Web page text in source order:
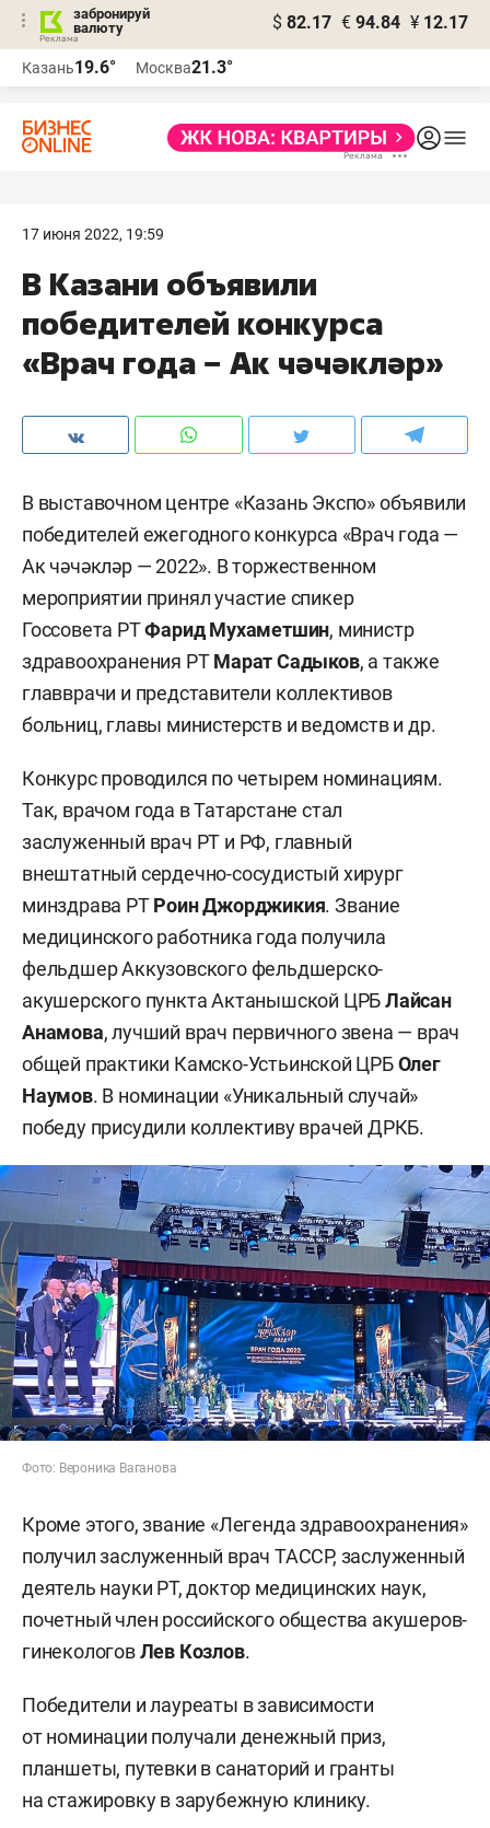
забронируй
валюту
$ 82.17 € 94.84 ¥ 12.17
Казань19.6° Москва21.3°
17 июня 2022, 19:59
В Казани объявили
победителей конкурса
«Врач года − Ак чәчәкләр»
В выставочном центре «Казань Экспо» объявили
победителей ежегодного конкурса «Врач года —
Ак чәчәкләр — 2022». В торжественном
мероприятии принял участие спикер
Госсовета РТФарид Мухаметшин, министр
здравоохранения РТМарат Садыков, а также
главврачи и представители коллективов
больниц, главы министерств и ведомств и др.
Конкурс проводился по четырем номинациям.
Так, врачом года в Татарстане стал
заслуженный врач РТ и РФ, главный
внештатный сердечно-сосудистый хирург
минздрава РТРоин Джорджикия. Звание
медицинского работника года получила
фельдшер Аккузовского фельдшерско-
акушерского пункта Актанышской ЦРБЛайсан
Анамова, лучший врач первичного звена — врач
общей практики Камско-Устьинской ЦРБОлег
Наумов. В номинации «Уникальный случай»
победу присудили коллективу врачей ДРКБ.
Фото: Вероника Ваганова
Кроме этого, звание «Легенда здравоохранения»
получил заслуженный врач ТАССР, заслуженный
деятель науки РТ, доктор медицинских наук,
почетный член российского общества акушеров-
гинекологовЛев Козлов.
Победители и лауреаты в зависимости
от номинации получали денежный приз,
планшеты, путевки в санаторий и гранты
на стажировку в зарубежную клинику.